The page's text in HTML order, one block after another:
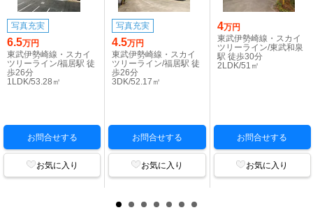
写真充実
6.5万円
東武伊勢崎線・スカイ
ツリーライン/福居駅 徒
歩26分
1LDK/53.28㎡
お問合せする
お気に入り
写真充実
4.5万円
東武伊勢崎線・スカイ
ツリーライン/福居駅 徒
歩26分
3DK/52.17㎡
お問合せする
お気に入り
4万円
東武伊勢崎線・スカイ
ツリーライン/東武和泉
駅 徒歩30分
2LDK/51㎡
お問合せする
お気に入り